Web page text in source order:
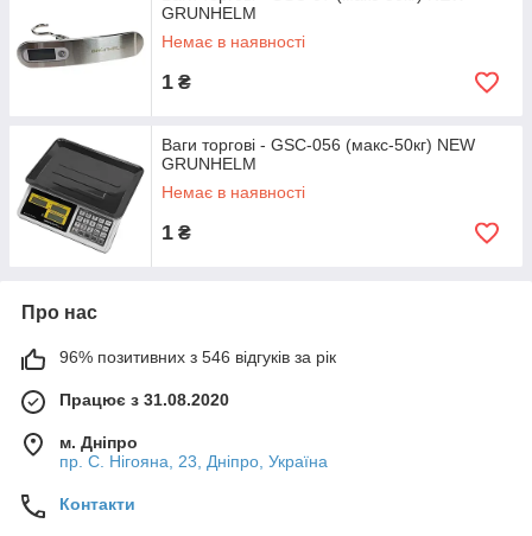
GRUNHELM
Немає в наявності
1 ₴
Ваги торгові - GSC-056 (макс-50кг) NEW
GRUNHELM
Немає в наявності
1 ₴
Про нас
96% позитивних з 546 відгуків за рік
Працює з 31.08.2020
м. Дніпро
пр. С. Нігояна, 23, Дніпро, Україна
Контакти